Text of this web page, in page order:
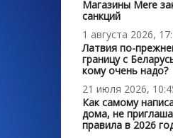
Магазины Mere
санкций
1 августа 2026,
Латвия по-
границу с
кому очень надо?
21 июля 2026,
Как самому
дома, не
правила в 2026